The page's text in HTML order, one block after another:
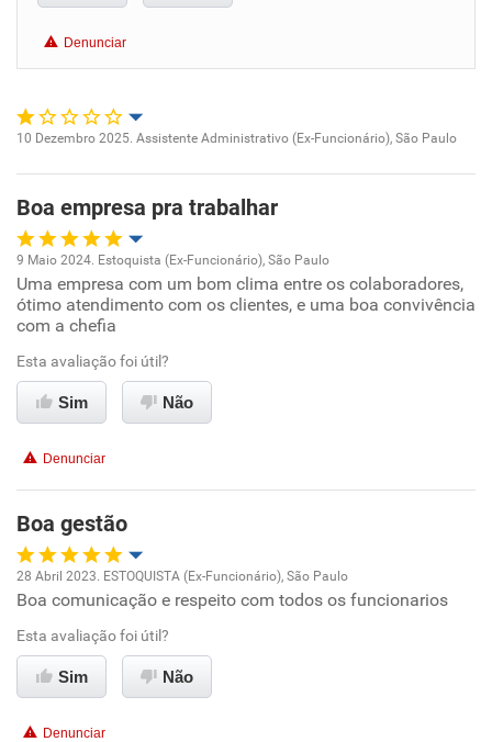
Denunciar
Ambiente de trabalho
Conciliação com a vida familiar
Benefícios
Não recomenda esta empresa
Não recomenda a diretoria
10 Dezembro 2025. Assistente Administrativo (Ex-Funcionário), São Paulo
Boa empresa pra trabalhar
Oportunidade de promoção
Conciliação com a vida familiar
Recomenda a diretoria
9 Maio 2024. Estoquista (Ex-Funcionário), São Paulo
Uma empresa com um bom clima entre os colaboradores,
ótimo atendimento com os clientes, e uma boa convivência
com a chefia
Esta avaliação foi útil?
Sim Não
Denunciar
Boa gestão
Oportunidade de promoção
Ambiente de trabalho
28 Abril 2023. ESTOQUISTA (Ex-Funcionário), São Paulo
Boa comunicação e respeito com todos os funcionarios
Esta avaliação foi útil?
Sim Não
Denunciar